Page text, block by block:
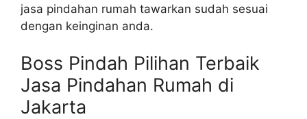
jasa pindahan rumah tawarkan sudah sesuai
dengan keinginan anda.
Boss Pindah Pilihan Terbaik
Jasa Pindahan Rumah di
Jakarta